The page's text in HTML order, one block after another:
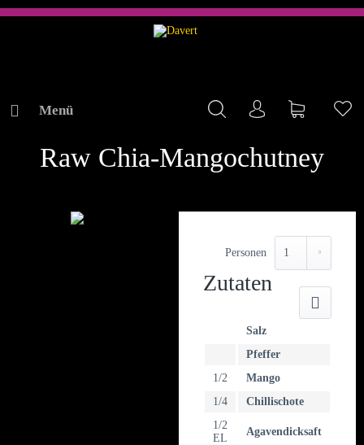
Menü Mein KontoWarenkorb
REZEPTE
Raw Chia-Mangochutney
Personen
Zutaten
Salz
Pfeffer
1/2
Mango
1/4
Chillischote
1/2
EL
Agavendicksaft